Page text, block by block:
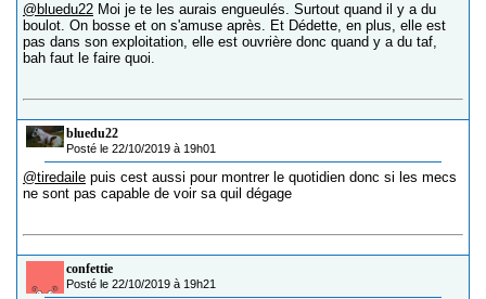
@bluedu22 Moi je te les aurais engueulés. Surtout quand il y a du
boulot. On bosse et on s'amuse après. Et Dédette, en plus, elle est
pas dans son exploitation, elle est ouvrière donc quand y a du taf,
bah faut le faire quoi.
bluedu22
Posté le 22/10/2019 à 19h01
@tiredaile puis cest aussi pour montrer le quotidien donc si les mecs
ne sont pas capable de voir sa quil dégage
confettie
Posté le 22/10/2019 à 19h21